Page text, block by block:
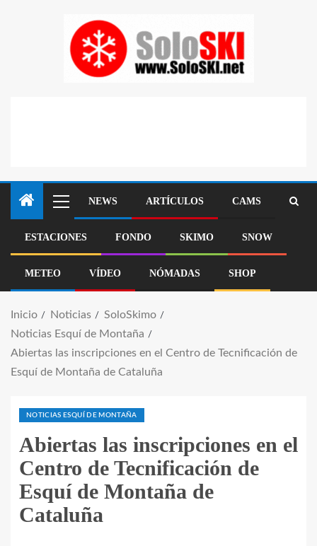
NEWS ARTÍCULOS CAMS
ESTACIONES FONDO SKIMO SNOW
METEO VÍDEO NÓMADAS SHOP
Inicio Noticias
SoloSkimo
Noticias Esquí de Montaña
Abiertas las inscripciones en el Centro de Tecnificación de
Esquí de Montaña de Cataluña
NOTICIAS ESQUÍ DE MONTAÑA
Abiertas las inscripciones en el
Centro de Tecnificación de
Esquí de Montaña de
Cataluña